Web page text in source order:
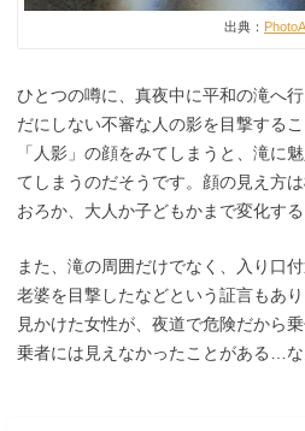
出典：
ひとつの噂に、真夜中に平和の滝へ
だにしない不審な人の影を目撃する
「人影」の顔をみてしまうと、滝に
てしまうのだそうです。顔の見え方
おろか、大人か子どもかまで変化する
また、滝の周囲だけでなく、入り口
老婆を目撃したなどという証言もあ
見かけた女性が、夜道で危険だから
乗者には見えなかったことがある…な